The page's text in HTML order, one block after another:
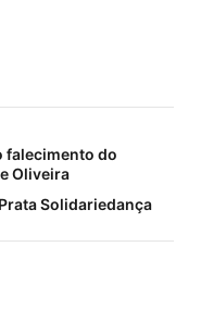
falecimento do
Oliveira
Solidariedança